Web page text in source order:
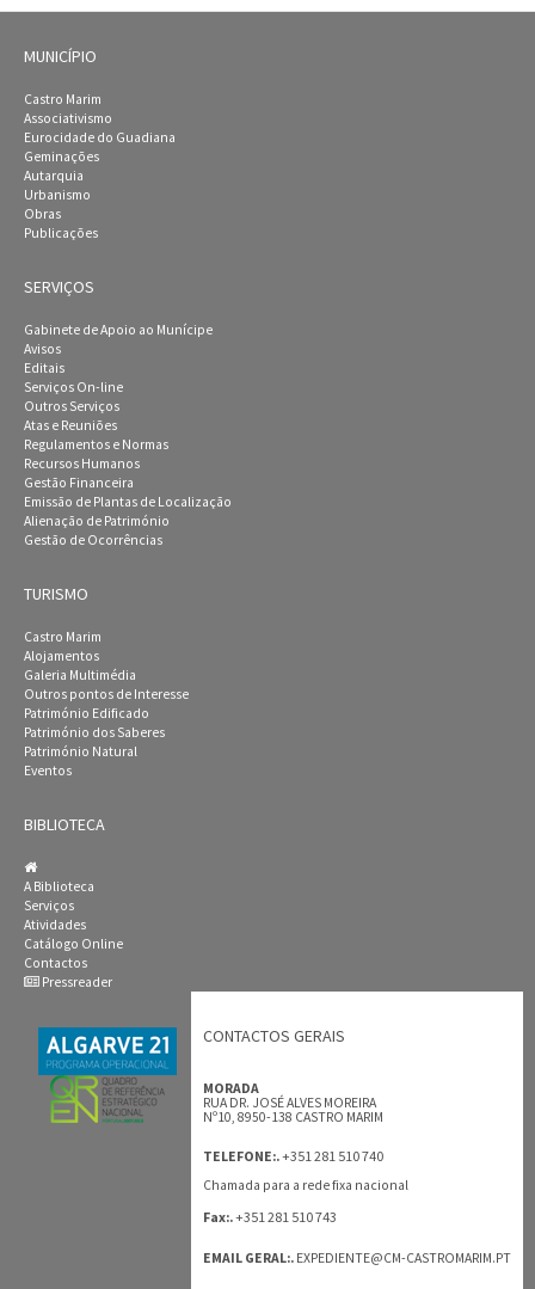
MUNICÍPIO
Castro Marim
Associativismo
Eurocidade do Guadiana
Geminações
Autarquia
Urbanismo
Obras
Publicações
SERVIÇOS
Gabinete de Apoio ao Munícipe
Avisos
Editais
Serviços On-line
Outros Serviços
Atas e Reuniões
Regulamentos e Normas
Recursos Humanos
Gestão Financeira
Emissão de Plantas de Localização
Alienação de Património
Gestão de Ocorrências
TURISMO
Castro Marim
Alojamentos
Galeria Multimédia
Outros pontos de Interesse
Património Edificado
Património dos Saberes
Património Natural
Eventos
BIBLIOTECA
A Biblioteca
Serviços
Atividades
Catálogo Online
Contactos
Pressreader
CONTACTOS GERAIS
MORADA
RUA DR. JOSÉ ALVES MOREIRA
Nº10, 8950-138 CASTRO MARIM
TELEFONE:.+351 281 510 740
Chamada para a rede fixa nacional
Fax:.+351 281 510 743
EMAIL GERAL:. EXPEDIENTE@CM-CASTROMARIM.PT